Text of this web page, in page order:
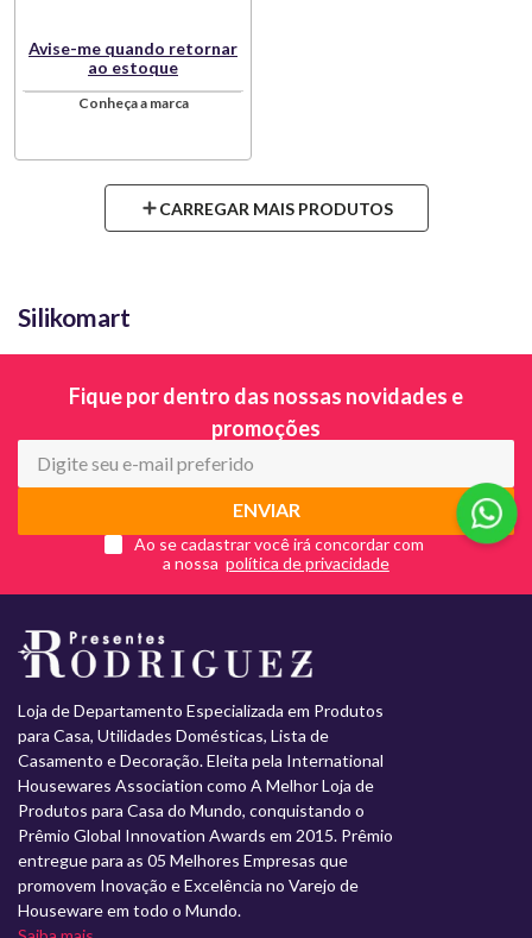
Avise-me quando retornar
ao estoque
Conheça a marca
Silikomart
Fique por dentro das nossas novidades e
promoções
ENVIAR
Ao se cadastrar você irá concordar com
a nossa
Loja de Departamento Especializada em Produtos
para Casa, Utilidades Domésticas, Lista de
Casamento e Decoração. Eleita pela International
Housewares Association como A Melhor Loja de
Produtos para Casa do Mundo, conquistando o
Prêmio Global Innovation Awards em 2015. Prêmio
entregue para as 05 Melhores Empresas que
promovem Inovação e Excelência no Varejo de
Houseware em todo o Mundo.